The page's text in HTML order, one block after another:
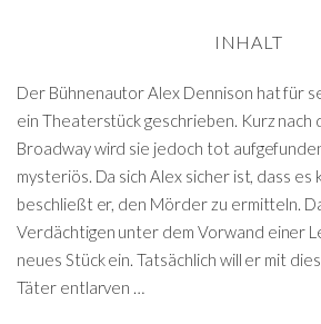
INHALT
Der Bühnenautor Alex Dennison hat für
ein Theaterstück geschrieben. Kurz nach
Broadway wird sie jedoch tot
mysteriös. Da sich Alex sicher ist, dass es
beschließt er, den Mörder zu ermitteln.
Verdächtigen unter dem Vorwand einer
neues Stück ein. Tatsächlich will er mit
Täter entlarven …